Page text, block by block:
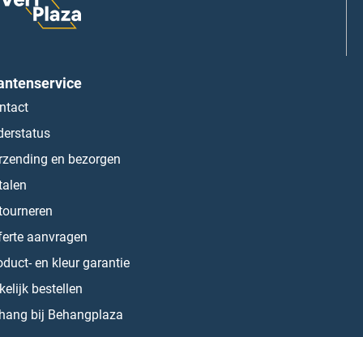
en bezorgen
aanvragen
en kleur garantie
bestellen
bij Behangplaza